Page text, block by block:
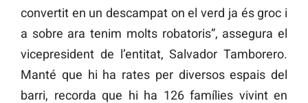
convertit en un descampat on el verd ja és groc i
a sobre ara tenim molts robatoris”, assegura el
vicepresident de l’entitat, Salvador Tamborero.
Manté que hi ha rates per diversos espais del
barri, recorda que hi ha 126 famílies vivint en